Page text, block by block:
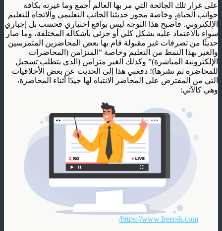
على غرار تلك الجائحة التي مر بها العالم أجمع وما غيرته بكافة
جوانب الحياة، وخاصة محور حديثنا الجانب التعليمي والاتجاه للتعليم
الإلكتروني. فأصبح هذا التوجه ليس بواقع اختياري فحسب بل إجباري
سواء بالاعتماد عليه بشكل كلي أو جزئي بأشكاله المختلفة، وما صار
حديثًا من تصرفات غير مقبولة قام بها بعض المحاضرين المتمرسين
والغير بهذا النمط من التعليم وخاصة “المتزامن (المحاضرات
الإلكترونية المباشرة)” وكذلك الغير متزامن (الذي يتطلب تسجيل
للمحاضرة ثم نشرها)؛ دفعني هذا إلى الحديث عن بعض الأخلاقيات
التي من المفترض على المحاضر الانتباه لها جيدًا أثناء المحاضرة،
وهي كالآتي:
https://www.freepik.com/